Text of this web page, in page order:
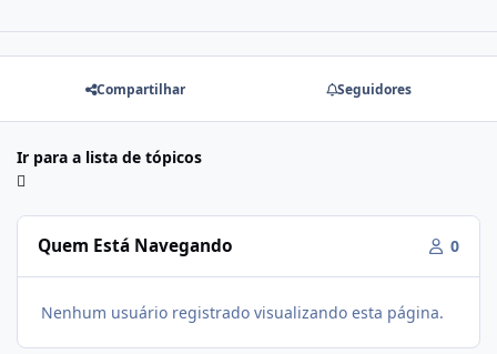
Compartilhar Seguidores
Ir para a lista de tópicos
Quem Está Navegando 0
Nenhum usuário registrado visualizando esta página.